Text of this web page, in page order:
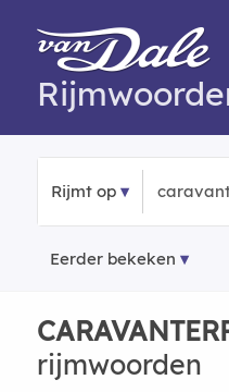
Rijmt op
Eerder bekeken
rijmwoorden